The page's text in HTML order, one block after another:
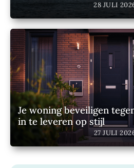
28 JULI
Je woning beveiligen
in te leveren op stijl
27 JULI
r
jou
w
act
iev
e
lev
ens
stijl
24